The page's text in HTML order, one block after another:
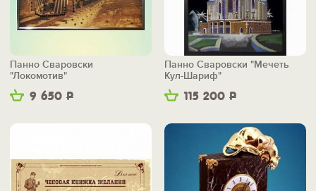
9 650 Р
Панно Сваровски
"Локомотив"
115 200 Р
Панно Сваровски "Мечеть
Кул-Шариф"